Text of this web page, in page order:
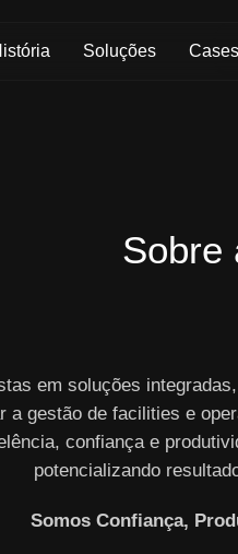
Soluções Cases
Sobre
em soluções
a gestão de facilities e
confiança e
potencializando
Somos Confiança,